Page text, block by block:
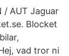
/ AUT Jaguar
Blocket
vad tror ni